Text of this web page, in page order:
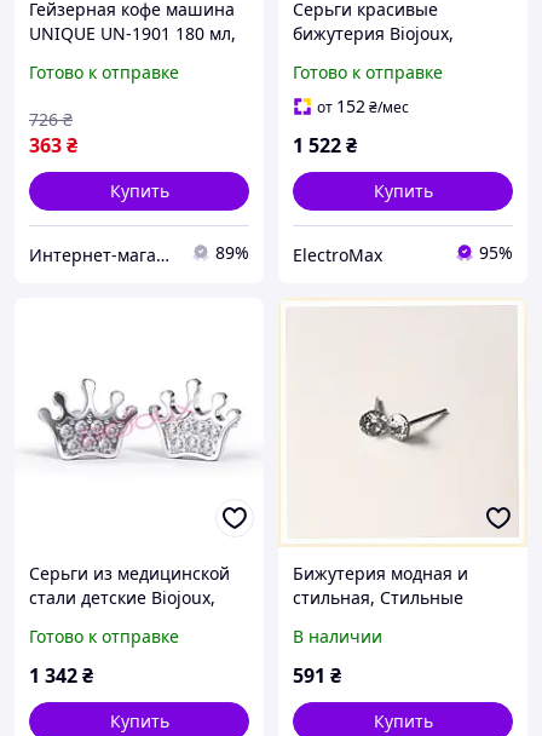
Гейзерная кофе машина
UNIQUE UN-1901 180 мл,
современным дизайном
Готово к отправке
363₴
726 ₴
Купить
Интернет-магазин 1001USEfulness 89%
Серьги красивые
бижутерия Biojoux,
Безопасные детские
украшения ZK-35
Готово к отправке
от 152₴/мес
1 522₴
Купить
ElectroMax 95%
Серьги из медицинской
стали детские Biojoux,
минимализм, Удобные
серьги на каждый день
Готово к отправке
1 342₴
Купить
Бижутерия модная и
стильная, Стильные
Серьги модные женские,
Бижутерия сережки Z,
В наличии
591 ₴
Купить